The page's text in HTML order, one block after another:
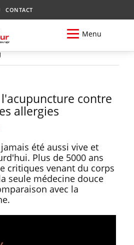
CONTACT
Menu
contre
allergies
jamais été aussi vive et
Plus de 5000 ans
critiques venant du corps
seule médecine douce
avec la